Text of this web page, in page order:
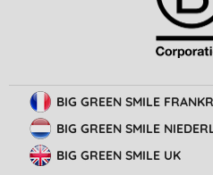
BIG GREEN SMILE
BIG GREEN SMILE
BIG GREEN SMILE UK